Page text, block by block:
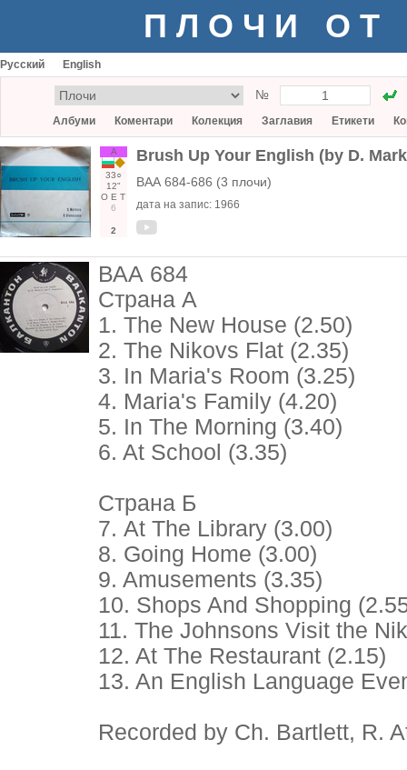
ПЛОЧИ ОТ
Русский English
№
Албуми Коментари Колекция Заглавия Етикети
А
33○
12"
О Е Т
6
2
Brush Up Your English (by D.
ВАА 684-686 (3 плочи)
дата на запис: 1966
ВАА 684
Страна А
1. The New House (2.50)
2. The Nikovs Flat (2.35)
3. In Maria's Room (3.25)
4. Maria's Family (4.20)
5. In The Morning (3.40)
6. At School (3.35)
Страна Б
7. At The Library (3.00)
8. Going Home (3.00)
9. Amusements (3.35)
10. Shops And Shopping
11. The Johnsons Visit the
12. At The Restaurant (2.15)
13. An English Language
Recorded by Ch. Bartlett, R.